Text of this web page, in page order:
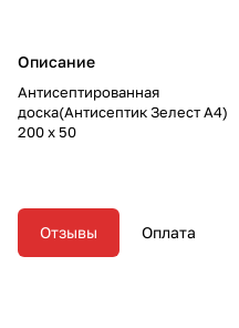
Описание
Антисептированная
доска(Антисептик Зелест А4)
200 х 50
Отзывы Оплата